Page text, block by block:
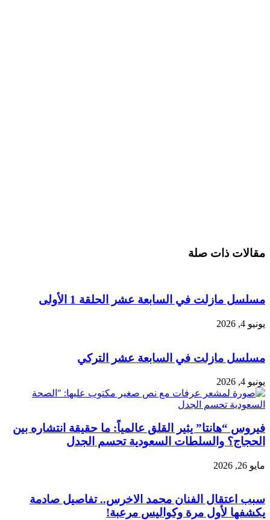
مقالات ذات صلة
مسلسل مازلت في السابعة عشر الحلقة 1 الأولى
يونيو 4, 2026
مسلسل مازلت في السابعة عشر التركي
يونيو 4, 2026
فيروس “هانتا” يثير القلق عالمياً: ما حقيقة انتشاره بين
الحجاج؟ والسلطات السعودية تحسم الجدل
مايو 26, 2026
سبب اعتقال الفنان محمد الاخرس.. تفاصيل صادمة
يكشفها لأول مرة وكواليس مرعبة!